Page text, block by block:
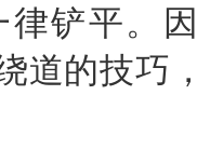
铲平。
道的技巧